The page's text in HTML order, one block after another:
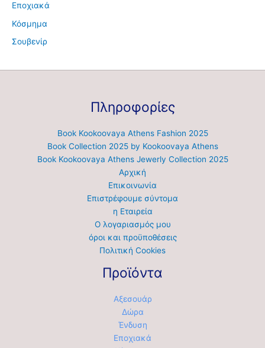
Εποχιακά
Κόσμημα
Σουβενίρ
Πληροφορίες
Book Kookoovaya Athens Fashion 2025
Book Collection 2025 by Kookoovaya Athens
Book Kookoovaya Athens Jewerly Collection 2025
Αρχική
Επικοινωνία
Επιστρέφουμε σύντομα
η Εταιρεία
Ο λογαριασμός μου
όροι και προϋποθέσεις
Πολιτική Cookies
Προϊόντα
Αξεσουάρ
Δώρα
Ένδυση
Εποχιακά